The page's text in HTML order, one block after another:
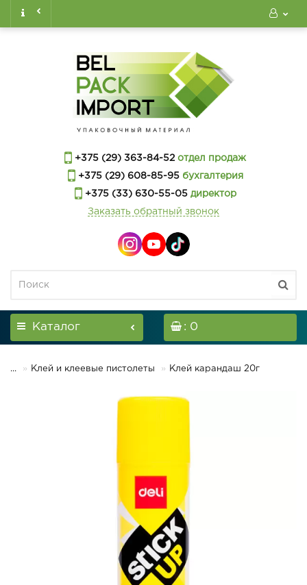
+375 (29) 363-84-52 отдел продаж
+375 (29) 608-85-95бухгалтерия
+375 (33) 630-55-05директор
Заказать обратный звонок
Каталог : 0
... Клей и клеевые пистолеты Клей карандаш 20г